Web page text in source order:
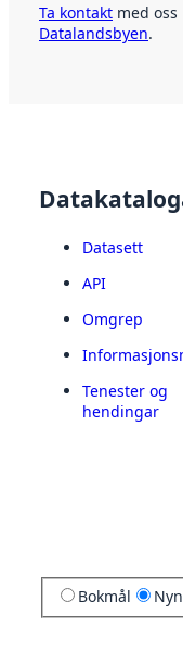
Ta kontakt med
Datalandsbyen.
Datasett
API
Omgrep
Tenester og
hendingar
Bokmål